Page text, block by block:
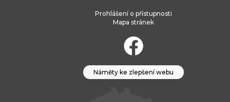
Prohlášení o přístupnosti
Mapa stránek
Náměty ke zlepšení webu